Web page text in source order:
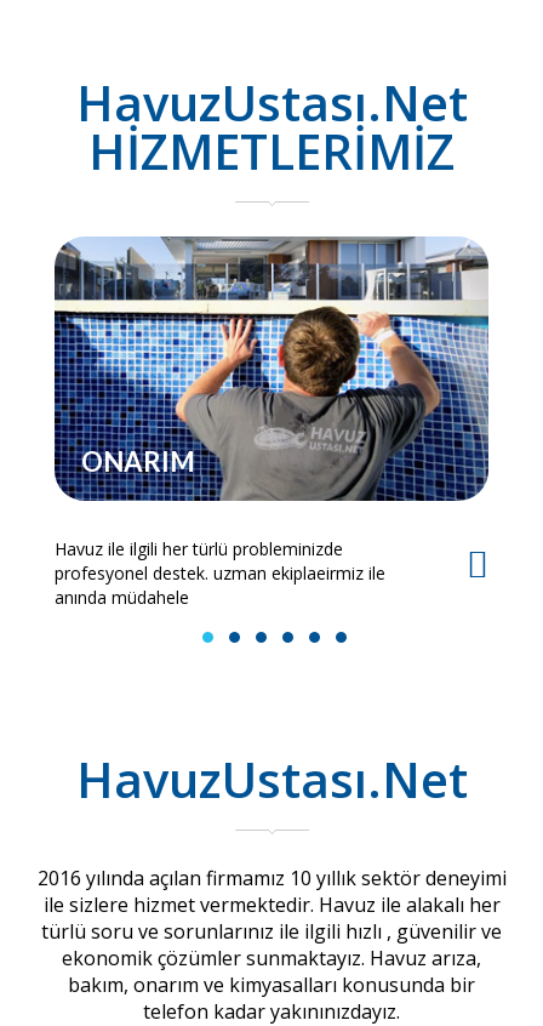
HavuzUstası.Net
HİZMETLERİMİZ
ONARIM
Havuz ile ilgili her türlü probleminizde
profesyonel destek. uzman ekiplaeirmiz ile
anında müdahele
1 2 3 4 5 6
HavuzUstası.Net
2016 yılında açılan firmamız 10 yıllık sektör deneyimi
ile sizlere hizmet vermektedir. Havuz ile alakalı her
türlü soru ve sorunlarınız ile ilgili hızlı , güvenilir ve
ekonomik çözümler sunmaktayız. Havuz arıza,
bakım, onarım ve kimyasalları konusunda bir
telefon kadar yakınınızdayız.